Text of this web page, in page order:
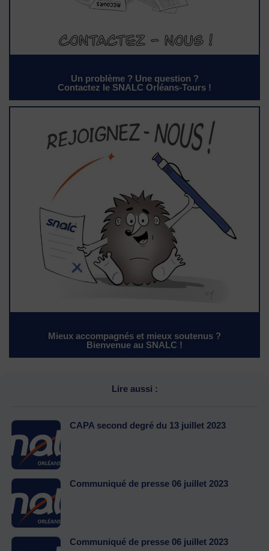
Un problème ? Une question ?
Contactez le SNALC Orléans-Tours !
Mieux accompagnés et mieux soutenus ?
Bienvenue au SNALC !
Lire aussi :
CAPA second degré du 13 juillet 2023
Communiqué de presse 06 juillet 2023
Communiqué de presse 06 juillet 2023